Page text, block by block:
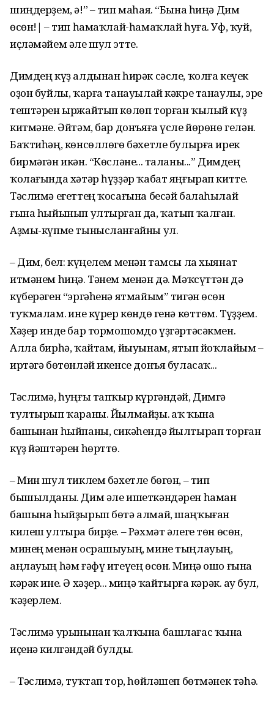
шиңдерҙем, ә!” – тип маһая. “Бына һиңә Дим
өсөн!| – тип һамаҡлай-һамаҡлай һуға. Уф, ҡуй,
иҫләмәйем әле шул этте.
Димдең күҙ алдынан һирәк сәсле, ҡолға кеүек
оҙон буйлы, ҡарға танауылай кәкре танаулы, эре
тештәрен ыржайтып көлөп торған ҡылый күҙ
китмәне. Әйтәм, бар донъяға үсле йөрөнө гелән.
Баҡтиһәң, көнсөллөгө бәхетле булырға ирек
бирмәгән икән. “Көсләне... таланы...” Димдең
ҡолағында хәтәр һүҙҙәр ҡабат яңғырап китте.
Тәслимә егеттең ҡосағына бесәй балаһылай
ғына һыйынып ултырған да, ҡатып ҡалған.
Аҙмы-күпме тынысланғайны ул.
– Дим, бел: күңелем менән тамсы ла хыянат
итмәнем һиңә. Тәнем менән дә. Мәҡсүттән дә
күберәген “эргәһенә ятмайым” тигән өсөн
туҡмалам. Һине күрер көндө генә көттөм. Түҙҙем.
Хәҙер инде бар тормошомдо үҙгәртәсәкмен.
Алла бирһә, ҡайтам, йыуынам, ятып йоҡлайым –
иртәгә бөтөнләй икенсе донъя буласаҡ...
Тәслимә, һуңғы тапҡыр күргәндәй, Димгә
тултырып ҡараны. Йылмайҙы. Һаҡ ҡына
башынан һыйпаны, сикәһендә йылтырап торған
күҙ йәштәрен һөрттө.
– Мин шул тиклем бәхетле бөгөн, – тип
бышылданы. Дим әле ишеткәндәрен һаман
башына һыйҙырып бөтә алмай, шаңҡыған
килеш ултыра бирҙе. – Рәхмәт әлеге төн өсөн,
минең менән осрашыуың, мине тыңлауың,
аңлауың һәм ғәфү итеүең өсөн. Миңә ошо ғына
кәрәк ине. Ә хәҙер... миңә ҡайтырға кәрәк. Һау бул,
ҡәҙерлем.
Тәслимә урынынан ҡалҡына башлағас ҡына
иҫенә килгәндәй булды.
– Тәслимә, туҡтап тор, һөйләшеп бөтмәнек тәһә.